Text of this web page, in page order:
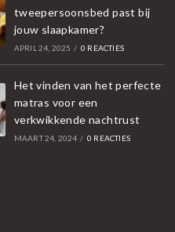
tweepersoonsbed past bij
jouw slaapkamer?
APRIL 24, 2025 / 0 REACTIES
Het vinden van het perfecte
matras voor een
verkwikkende nachtrust
MAART 24, 2024 / 0 REACTIES